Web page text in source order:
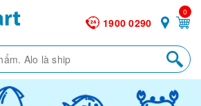
1900 0290
0